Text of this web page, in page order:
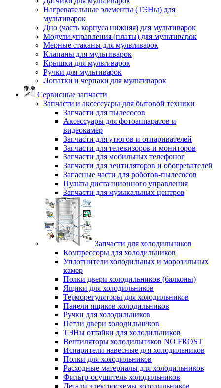
Нагревательные элементы (ТЭНы) для
мультиварок
Дно (часть корпуса нижняя) для мультиварок
Модули управления (платы) для мультиварок
Мерные стаканы для мультиварок
Клапаны для мультиварок
Крышки для мультиварок
Ручки для мультиварок
Лопатки и черпаки для мультиварок
Сервисные запчасти
Запчасти и аксессуары для бытовой техники
Запчасти для пылесосов
Аксессуары для фотоаппаратов и
видеокамер
Запчасти для утюгов и отпаривателей
Запчасти для телевизоров и мониторов
Запчасти для мобильных телефонов
Запчасти для вентиляторов и обогревателей
Запасные части для роботов-пылесосов
Пульты дистанционного управления
Запчасти для музыкальных центров
Запчасти для холодильников
Компрессоры для холодильников
Уплотнители холодильных и морозильных
камер
Полки двери холодильников (балконы)
Ящики для холодильников
Терморегуляторы для холодильников
Панели ящиков холодильников
Ручки для холодильников
Петли двери холодильников
ТЭНы оттайки для холодильников
Вентиляторы холодильников NO FROST
Испарители навесные для холодильников
Полки для холодильников
Расходные материалы для холодильников
Фильтр-осушитель холодильников
Детали электросхемы холодильников